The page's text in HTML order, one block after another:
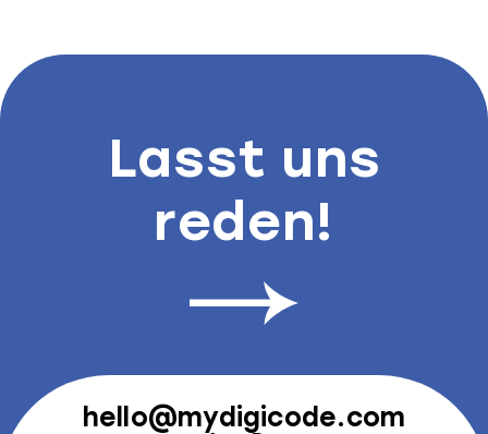
Lasst uns
reden!
hello@mydigicode.com